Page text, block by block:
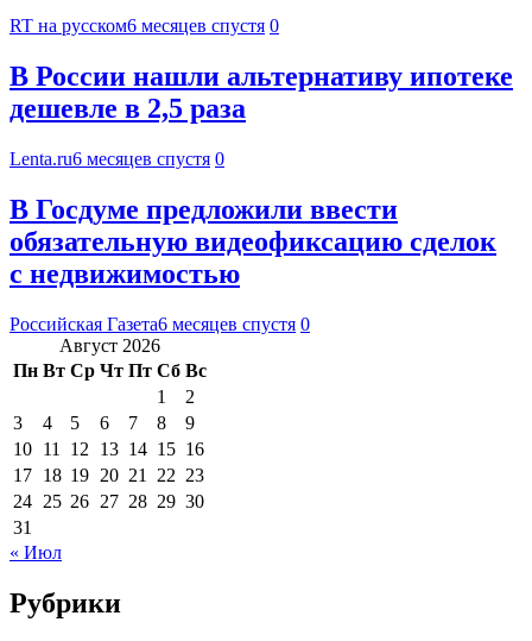
RT на русском6 месяцев спустя 0
В России нашли альтернативу ипотеке
дешевле в 2,5 раза
Lenta.ru6 месяцев спустя 0
В Госдуме предложили ввести
обязательную видеофиксацию сделок
с недвижимостью
Российская Газета6 месяцев спустя 0
Август 2026
Пн Вт Ср Чт Пт Сб Вс
1
2
3
4 5 6 7 8
9
10 11 12 13 14 15 16
17 18 19 20 21 22 23
24 25 26 27 28 29 30
31
« Июл
Рубрики